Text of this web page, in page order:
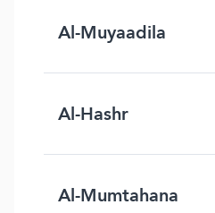
Al-Muyaadila
Al-Hashr
Al-Mumtahana